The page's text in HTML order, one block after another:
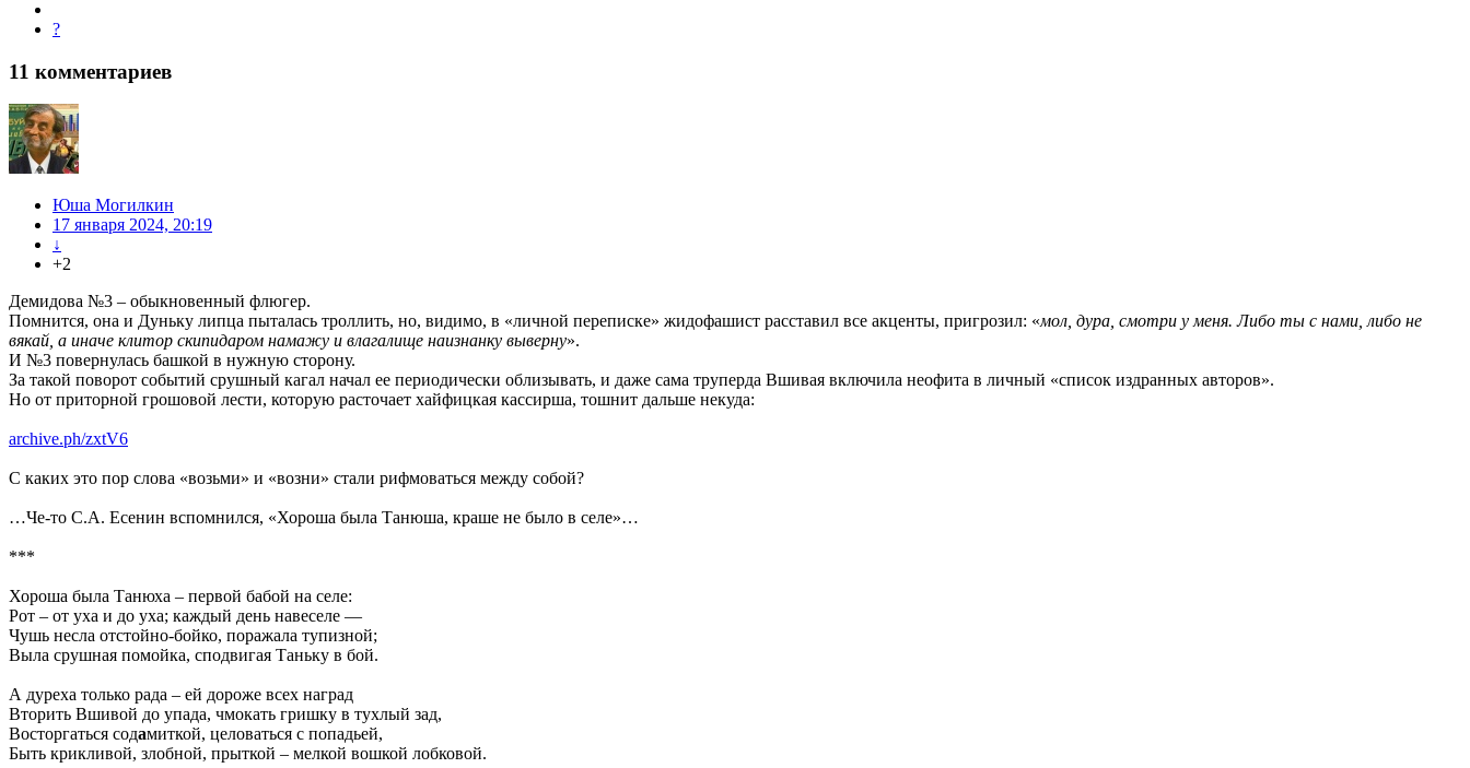
?
11 комментариев
Юша Могилкин
17 января 2024, 20:19
↓
+2
Демидова №3 – обыкновенный флюгер.
Помнится, она и Дуньку липца пыталась троллить, но, видимо, в «личной переписке» жидофашист расставил все акценты, пригрозил: «мол, дура, смотри у меня. Либо ты с нами, либо не
вякай, а иначе клитор скипидаром намажу и влагалище наизнанку выверну».
И №3 повернулась башкой в нужную сторону.
За такой поворот событий срушный кагал начал ее периодически облизывать, и даже сама труперда Вшивая включила неофита в личный «список издранных авторов».
Но от приторной грошовой лести, которую расточает хайфицкая кассирша, тошнит дальше некуда:
archive.ph/zxtV6
С каких это пор слова «возьми» и «возни» стали рифмоваться между собой?
…Че-то С.А. Есенин вспомнился, «Хороша была Танюша, краше не было в селе»…
***
Хороша была Танюха – первой бабой на селе:
Рот – от уха и до уха; каждый день навеселе —
Чушь несла отстойно-бойко, поражала тупизной;
Выла срушная помойка, сподвигая Таньку в бой.
А дуреха только рада – ей дороже всех наград
Вторить Вшивой до упада, чмокать гришку в тухлый зад,
Восторгаться содамиткой, целоваться с попадьей,
Быть крикливой, злобной, прыткой – мелкой вошкой лобковой.